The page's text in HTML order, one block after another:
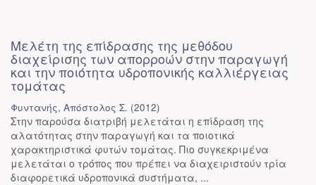
Μελέτη της επίδρασης της μεθόδου
διαχείρισης των απορροών στην παραγωγή
και την ποιότητα υδροπονικής καλλιέργειας
τομάτας
Φυντανής, Απόστολος Σ. (2012)
Στην παρούσα διατριβή μελετάται η επίδραση της
αλατότητας στην παραγωγή και τα ποιοτικά
χαρακτηριστικά φυτών τομάτας. Πιο συγκεκριμένα
μελετάται ο τρόπος που πρέπει να διαχειριστούν τρία
διαφορετικά υδροπονικά συστήματα, ...